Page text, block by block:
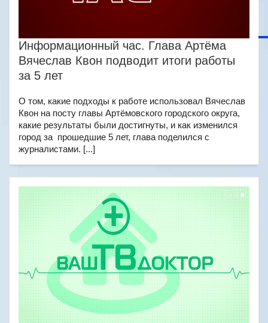
Информационный час. Глава Артёма
Вячеслав Квон подводит итоги работы
за 5 лет
О том, какие подходы к работе использовал Вячеслав
Квон на посту главы Артёмовского городского округа,
какие результаты были достигнуты, и как изменился
город за прошедшие 5 лет, глава поделился с
журналистами. [...]